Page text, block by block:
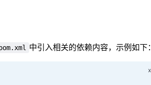
中引入相关的依赖内容，示例如下：